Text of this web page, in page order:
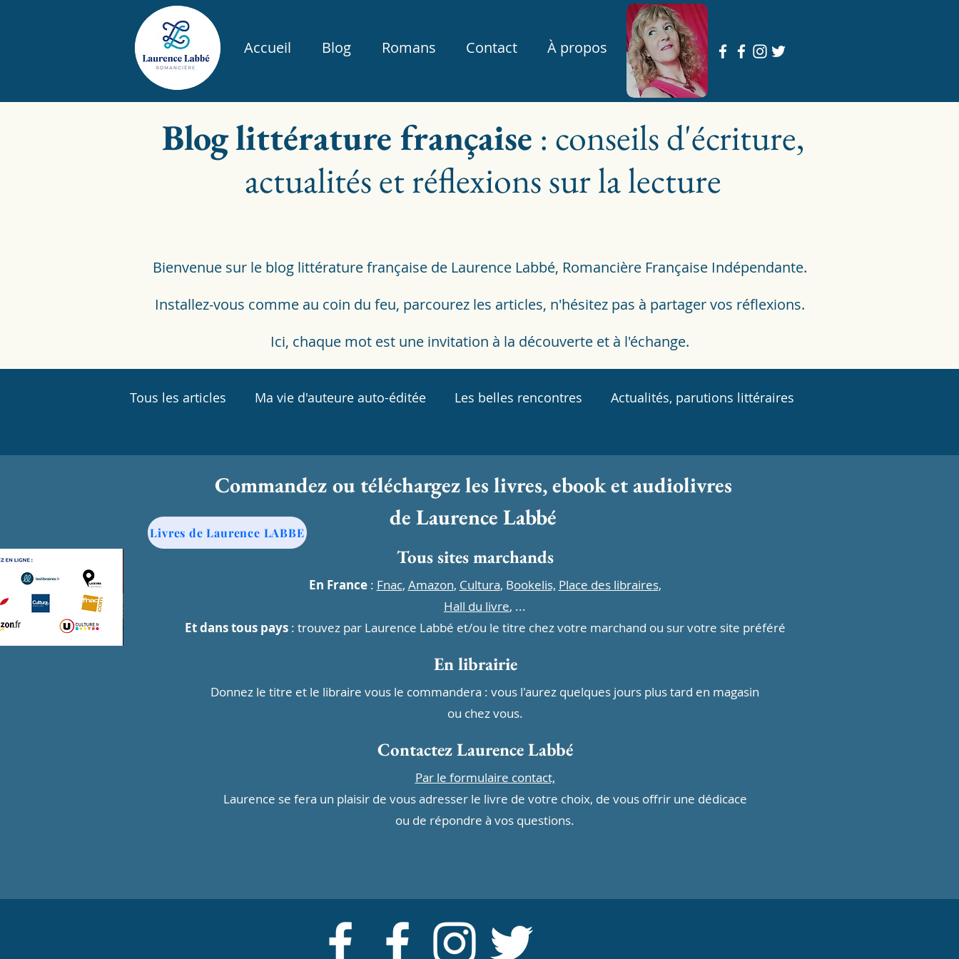
Accueil Blog Romans Contact À propos
Bloglittérature française : conseils d'écriture,
actualités et réflexions sur la lecture
Bienvenue sur le blog littérature française de Laurence Labbé, Romancière Française Indépendante.
Installez-vous comme au coin du feu, parcourez les articles, n'hésitez pas à partager vos réflexions.
Ici, chaque mot est une invitation à la découverte et à l'échange.
Tous les articles Ma vie d'auteure auto-éditée Les belles rencontres Actualités, parutions littéraires
Commandez ou téléchargez les livres, ebook et audiolivres
de Laurence Labbé
Tous sites marchands
En France: Fnac, Amazon, Cultura, Bookelis, Place des libraires,
Hall du livre, ...
Et dans tous pays: trouvez par Laurence Labbé et/ou le titre chez votre marchand ou sur votre site préféré
En librairie
Donnez le titre et le libraire vous le commandera : vous l'aurez quelques jours plus tard en magasin
ou chez vous.
Contactez Laurence Labbé
Par le formulaire contact,
Laurence se fera un plaisir de vous adresser le livre de votre choix, de vous offrir une dédicace
ou de répondre à vos questions.
Livres de Laurence LABBE